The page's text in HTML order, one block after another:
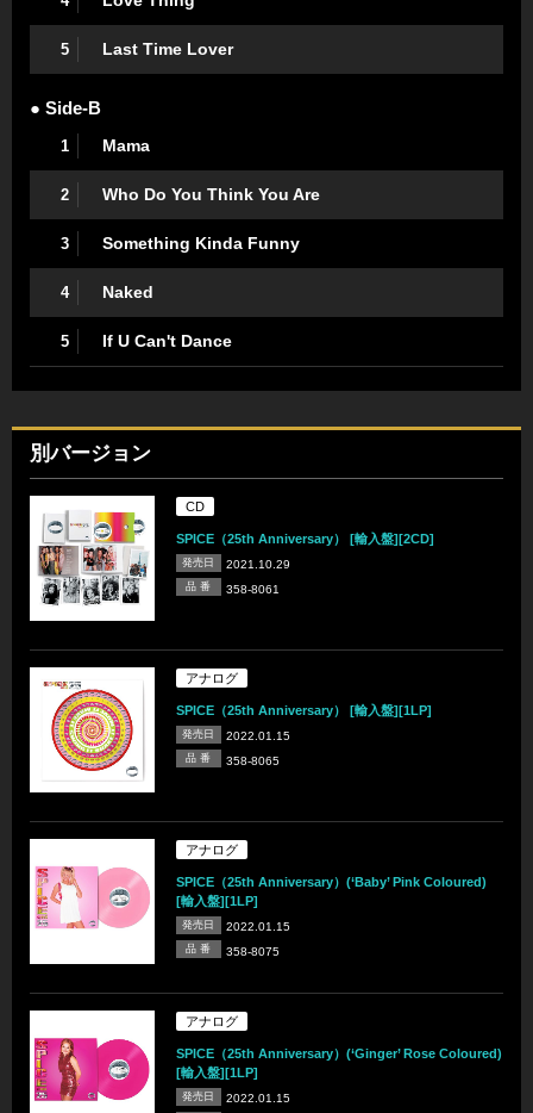
5 Last Time Lover
● Side-B
1 Mama
2 Who Do You Think You Are
3 Something Kinda Funny
4 Naked
5 If U Can't Dance
別バージョン
CD
SPICE（25th Anniversary） [輸入盤][2CD]
発売日 2021.10.29
品 番 358-8061
アナログ
SPICE（25th Anniversary） [輸入盤][1LP]
発売日 2022.01.15
品 番 358-8065
アナログ
SPICE（25th Anniversary）(‘Baby’ Pink Coloured)
[輸入盤][1LP]
発売日 2022.01.15
品 番 358-8075
アナログ
SPICE（25th Anniversary）(‘Ginger’ Rose Coloured)
[輸入盤][1LP]
発売日 2022.01.15